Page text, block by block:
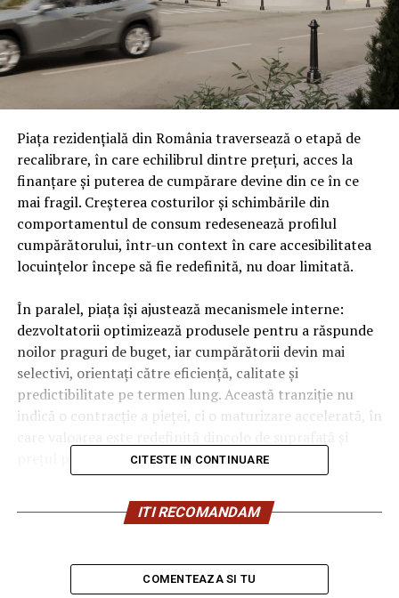
Piața rezidențială din România traversează o etapă de
recalibrare, în care echilibrul dintre prețuri, acces la
finanțare și puterea de cumpărare devine din ce în ce
mai fragil. Creșterea costurilor și schimbările din
comportamentul de consum redesenează profilul
cumpărătorului, într-un context în care accesibilitatea
locuințelor începe să fie redefinită, nu doar limitată.
În paralel, piața își ajustează mecanismele interne:
dezvoltatorii optimizează produsele pentru a răspunde
noilor praguri de buget, iar cumpărătorii devin mai
selectivi, orientați către eficiență, calitate și
predictibilitate pe termen lung. Această tranziție nu
indică o contracție a pieței, ci o maturizare accelerată, în
prețul pe metru pătrat.
Contextul actual este caracterizat de o combinație de
factori care afectează direct accesul la locuințe: costuri
mari, care se reflectă inclusiv în creșterea chiriilor.
CITESTE IN CONTINUARE
ITI RECOMANDAM
COMENTEAZA SI TU